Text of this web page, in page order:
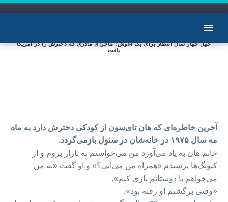
چهل چهار سال انتظار برای یک آغوش؛ ماجرای مادری که دخترش را در آمریکا
یافت
آخرین خاطره‌ای که هان تای‌سون از کودکی دخترش دارد به ماه
مه سال ۱۹۷۵ در خانه‌شان در سئول باز‌می‌گردد.
خانم هان به یاد می‌آورد من می‌خواستم به بازار بروم و از
کیونگ‌ها پرسیدم «همراه من می‌آیی؟» و او گفت «نه من
می‌خواهم با دوستانم بازی کنم».
«وقتی برگشتم او رفته بود».